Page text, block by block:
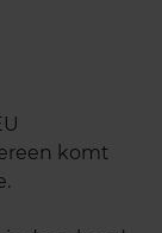
komt